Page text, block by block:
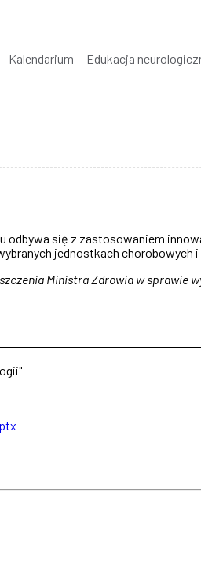
Kalendarium Edukacja
się z zastosowaniem
jednostkach
Ministra Zdrowia w sprawie